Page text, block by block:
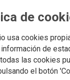
de
usa cookies
de
las cookies
el botón
sobre